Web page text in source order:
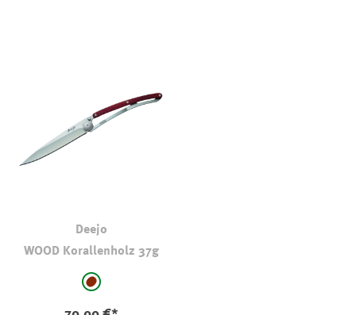
Deejo
WOOD Korallenholz 37g
auswählen
rotbraun - brandy